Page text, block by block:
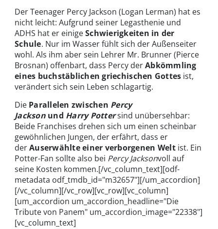
Der Teenager Percy Jackson (Logan Lerman) hat es
nicht leicht: Aufgrund seiner Legasthenie und
ADHS hat er einigeSchwierigkeiten in der
Schule. Nur im Wasser fühlt sich der Außenseiter
wohl. Als ihm aber sein Lehrer Mr. Brunner (Pierce
Brosnan) offenbart, dass Percy derAbkömmling
eines buchstäblichen griechischen Gottes ist,
verändert sich sein Leben schlagartig.
Die Parallelen zwischen Percy
Jacksonund Harry Pottersind unübersehbar:
Beide Franchises drehen sich um einen scheinbar
gewöhnlichen Jungen, der erfährt, dass er
derAuserwählte einer verborgenen Weltist. Ein
Potter-Fan sollte also bei Percy Jacksonvoll auf
seine Kosten kommen.[/vc_column_text][odf-
metadata odf_tmdb_id="m32657"][/um_accordion]
[/vc_column][/vc_row][vc_row][vc_column]
[um_accordion um_accordion_headline="Die
Tribute von Panem" um_accordion_image="22338"]
[vc_column_text]